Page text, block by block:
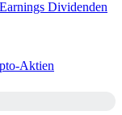
Earnings Dividenden
Aktien